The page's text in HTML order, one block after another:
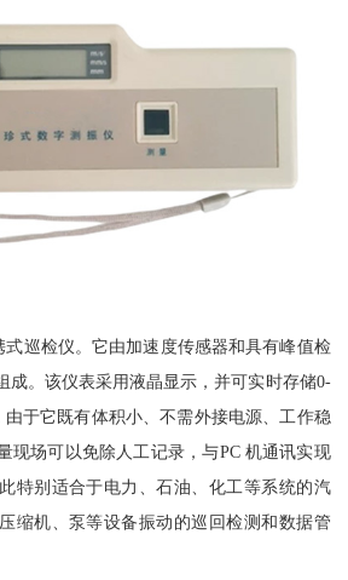
巡检仪。它由加速度传感器和具有峰值检
成。该仪表采用液晶显示，并可实时存储0-
由于它既有体积小、不需外接电源、工作稳
现场可以免除人工记录，与PC 机通讯实现
特别适合于电力、石油、化工等系统的汽
缩机、泵等设备振动的巡回检测和数据管